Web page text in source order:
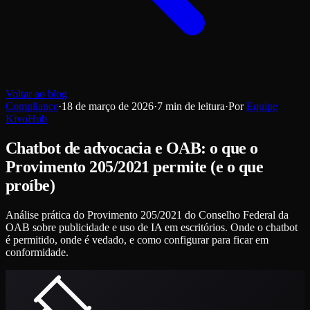
Voltar ao blog
Compliance·18 de março de 2026·7 min de leitura·Por Equipe
KivoHub
Chatbot de advocacia e OAB: o que o
Provimento 205/2021 permite (e o que
proíbe)
Análise prática do Provimento 205/2021 do Conselho Federal da
OAB sobre publicidade e uso de IA em escritórios. Onde o chatbot
é permitido, onde é vedado, e como configurar para ficar em
conformidade.